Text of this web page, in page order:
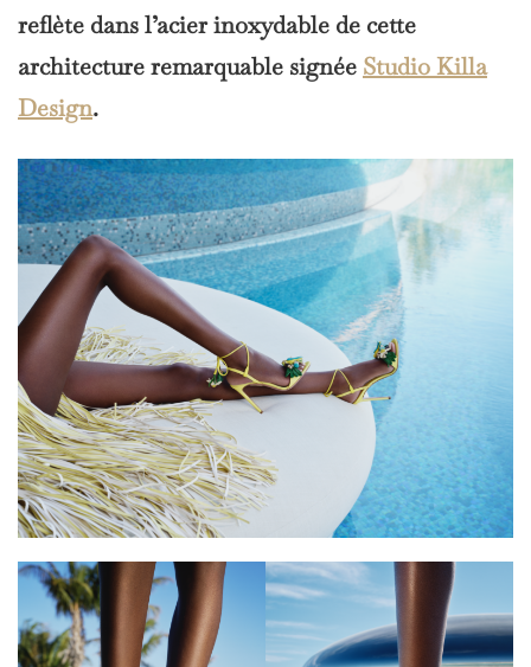
reflète dans l’acier inoxydable de cette
architecture remarquable signée Studio Killa
Design.